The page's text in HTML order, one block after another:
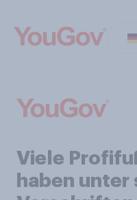
Viele
haben unter